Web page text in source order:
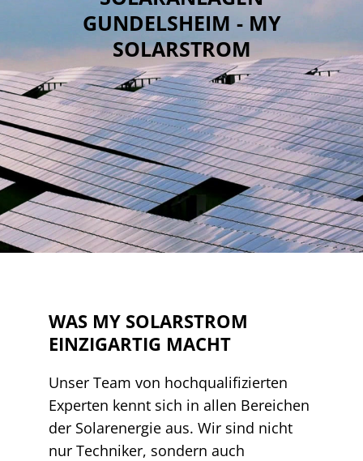
GUNDELSHEIM - MY
SOLARSTROM
WAS MY SOLARSTROM
EINZIGARTIG MACHT
Unser Team von hochqualifizierten
Experten kennt sich in allen Bereichen
der Solarenergie aus. Wir sind nicht
nur Techniker, sondern auch